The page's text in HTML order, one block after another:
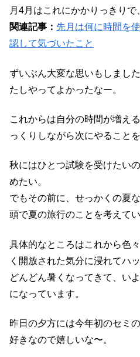
月4月はこれにかかりっきりで
関連記事： 先月は何に時間を
認して気づいたこと
ずいぶん大変な思いもしまし
たしやってよかったなー。
これからは自分の時間が増え
っくりしながら次にやること
秋にはひとつ試験を受けたい
めたい。
でもその前に、せっかくの夏
頭で夏の旅行のことを考えてい
具体的なところはこれから色
く開放された気分に浸れてハッ
どんどん暑くなってきて、い
になっています。
昨日の夕方には今年初のセミ
好きなので嬉しいな〜。